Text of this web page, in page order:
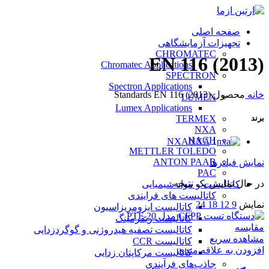
صفحه اصلی
تجهیزات آزمایشگاهی
CHROMATEC
Chromatec Applications
SPECTRON
Spectron Applications
LUMEX
Lumex Applications
TERMEX
NXA
HACH
METTLER TOLEDO
ANTON PAAR
PAC
کاتالیست و مواد شیمیایی
کاتالیست های فرایندی
کاتالیست ایزومریزاسیون
کاتالیست ریفرمینگ
کاتالیست تصفیه هیدروژنی و گوگردزدایی
کاتالیست CCR
کاتالیست مرکاپتان زدایی
جاذب‌های فرآیندی
EN 116 (2013)
خانه محصول StandardsEN 116 (2013)
برند
NXANXA 1
نمایش فیلترها
در حال نمایش یک نتیجه
نمایش 9
12
18
24
مقایسه
مشاهده سریع
افزودن به علاقه مندی